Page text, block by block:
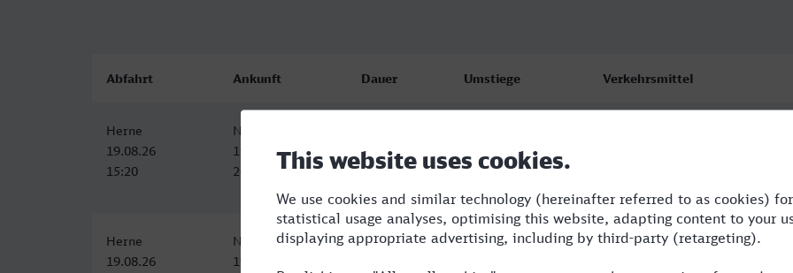
Abfahrt Ankunft Dauer Umstiege Verkehrsmittel
Herne
19.08.26
15:20
Neu-Ulm
19.08.26
20:12
Herne
19.08.26
Neu-Ulm
19.08.26
5:14 2 RB,ARV,ICE